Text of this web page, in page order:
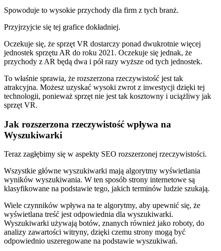
Spowoduje to wysokie przychody dla firm z tych branż.
Przyjrzyjcie się tej grafice dokładniej.
Oczekuje się, że sprzęt VR dostarczy ponad dwukrotnie więcej
jednostek sprzętu AR do roku 2021. Oczekuje się jednak, że
przychody z AR będą dwa i pół razy wyższe od tych jednostek.
To właśnie sprawia, że rozszerzona rzeczywistość jest tak
atrakcyjna. Możesz uzyskać wysoki zwrot z inwestycji dzięki tej
technologii, ponieważ sprzęt nie jest tak kosztowny i uciążliwy jak
sprzęt VR.
Jak rozszerzona rzeczywistość wpływa na
Wyszukiwarki
Teraz zagłębimy się w aspekty SEO rozszerzonej rzeczywistości.
Wszystkie główne wyszukiwarki mają algorytmy wyświetlania
wyników wyszukiwania. W ten sposób strony internetowe są
klasyfikowane na podstawie tego, jakich terminów ludzie szukają.
Wiele czynników wpływa na te algorytmy, aby upewnić się, że
wyświetlana treść jest odpowiednia dla wyszukiwarki.
Wyszukiwarki używają botów, znanych również jako roboty, do
analizy zawartości witryny, dzięki czemu strony mogą być
odpowiednio uszeregowane na podstawie wyszukiwań.